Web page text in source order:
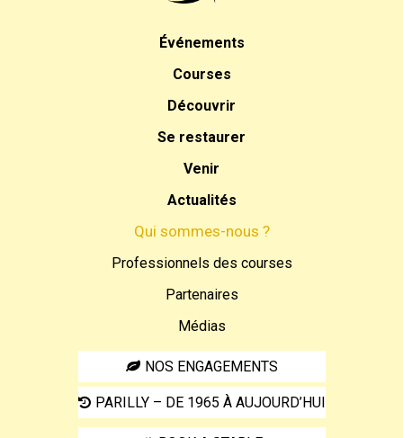
Événements
Courses
Découvrir
Se restaurer
Venir
Actualités
Qui sommes-nous ?
Professionnels des courses
Partenaires
Médias
NOS ENGAGEMENTS
PARILLY – DE 1965 À AUJOURD’HUI